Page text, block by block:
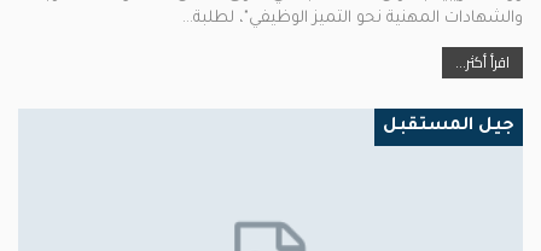
والشهادات المهنية نحو التميز الوظيفي"، لطلبة…
اقرأ أكثر...
جيل المستقبل